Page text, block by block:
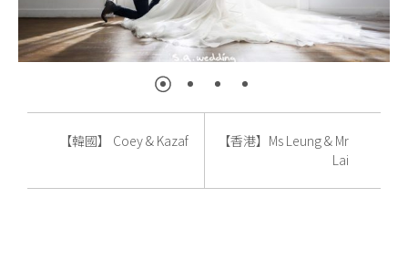
【韓國】 Coey & Kazaf
【香港】Ms Leung & Mr
Lai